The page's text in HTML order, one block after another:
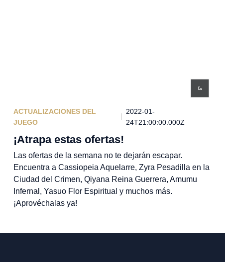
ACTUALIZACIONES DEL
JUEGO
2022-01-
24T21:00:00.000Z
¡Atrapa estas ofertas!
Las ofertas de la semana no te dejarán escapar.
Encuentra a Cassiopeia Aquelarre, Zyra Pesadilla en la
Ciudad del Crimen, Qiyana Reina Guerrera, Amumu
Infernal, Yasuo Flor Espiritual y muchos más.
¡Aprovéchalas ya!